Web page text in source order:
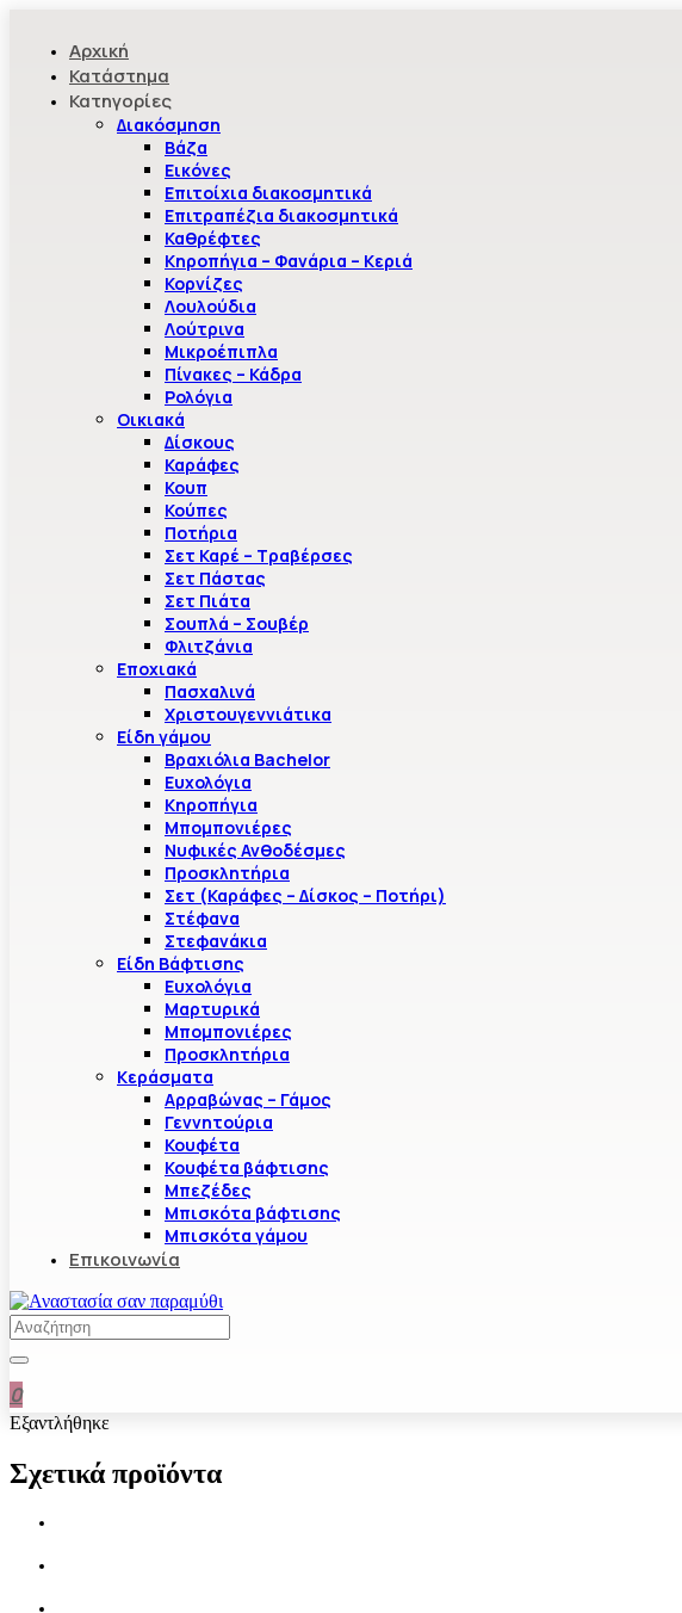
Αρχική
Κατάστημα
Κατηγορίες
Διακόσμηση
Βάζα
Εικόνες
Επιτοίχια διακοσμητικά
Επιτραπέζια διακοσμητικά
Καθρέφτες
Κηροπήγια – Φανάρια – Κεριά
Κορνίζες
Λουλούδια
Λούτρινα
Μικροέπιπλα
Πίνακες – Κάδρα
Ρολόγια
Οικιακά
Δίσκους
Καράφες
Κουπ
Κούπες
Ποτήρια
Σετ Καρέ – Τραβέρσες
Σετ Πάστας
Σετ Πιάτα
Σουπλά – Σουβέρ
Φλιτζάνια
Εποχιακά
Πασχαλινά
Χριστουγεννιάτικα
Είδη γάμου
Βραχιόλια Bachelor
Ευχολόγια
Κηροπήγια
Μπομπονιέρες
Νυφικές Ανθοδέσμες
Προσκλητήρια
Σετ (Καράφες – Δίσκος – Ποτήρι)
Στέφανα
Στεφανάκια
Είδη Βάφτισης
Ευχολόγια
Μαρτυρικά
Μπομπονιέρες
Προσκλητήρια
Κεράσματα
Αρραβώνας – Γάμος
Γεννητούρια
Κουφέτα
Κουφέτα βάφτισης
Μπεζέδες
Μπισκότα βάφτισης
Μπισκότα γάμου
Επικοινωνία
0
Εξαντλήθηκε
Σχετικά προϊόντα